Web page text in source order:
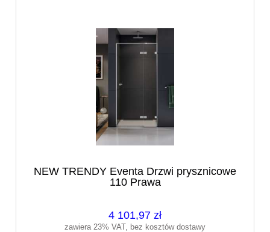
NEW TRENDY Eventa Drzwi prysznicowe
110 Prawa
4 101,97 zł
zawiera 23% VAT, bez kosztów dostawy